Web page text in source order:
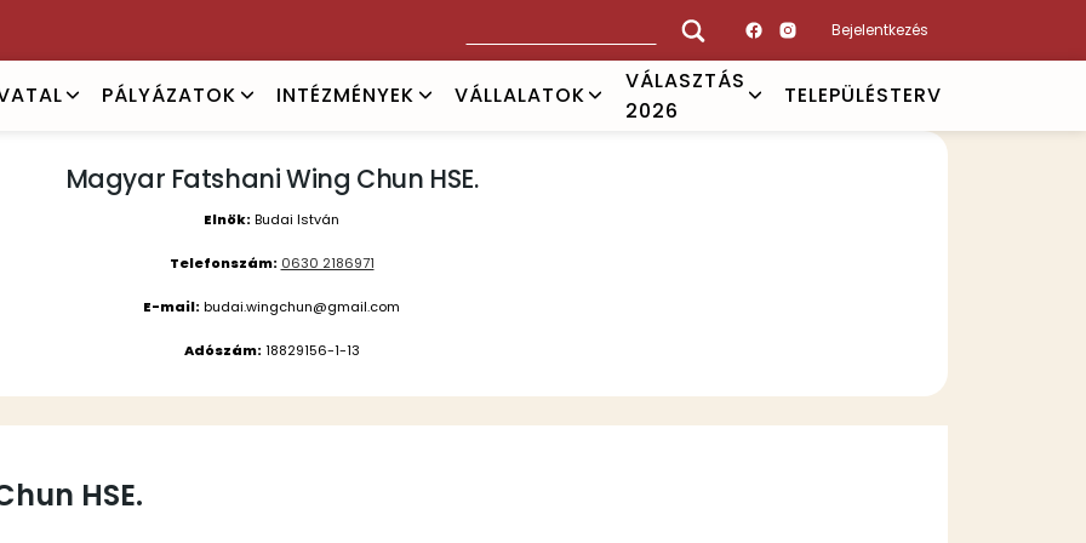
Bejelentkezés
PÁLYÁZATOK INTÉZMÉNYEK VÁLLALATOK
VÁLASZTÁS
2026
TELEPÜLÉSTERV
Magyar Fatshani Wing Chun HSE.
Elnök: Budai István
Telefonszám: 0630 2186971
E-mail: budai.wingchun@gmail.com
Adószám: 18829156-1-13
HSE.